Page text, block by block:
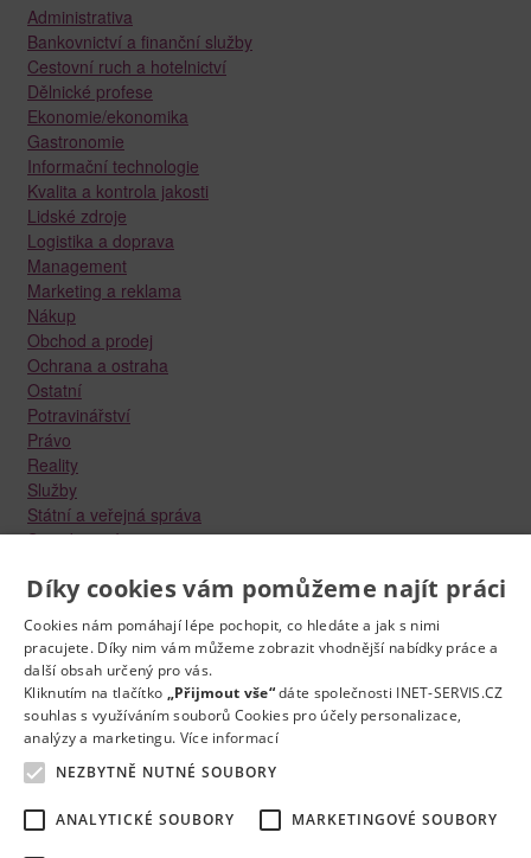
Administrativa
Bankovnictví a finanční služby
Cestovní ruch a hotelnictví
Dělnické profese
Ekonomie/ekonomika
Gastronomie
Informační technologie
Kvalita a kontrola jakosti
Lidské zdroje
Logistika a doprava
Management
Marketing a reklama
Nákup
Obchod a prodej
Ochrana a ostraha
Ostatní
Potravinářství
Právo
Reality
Služby
Státní a veřejná správa
Stavebnictví
Technika a elektrotechnika
Výroba
Vzdělávání a školství
Zdravotnictví
Zemědělství, lesnictví a vodní hospodářství
Díky cookies vám pomůžeme najít práci
Cookies nám pomáhají lépe pochopit, co hledáte a jak s nimi
pracujete. Díky nim vám můžeme zobrazit vhodnější nabídky práce a
další obsah určený pro vás.
Kliknutím na tlačítko „Přijmout vše“dáte společnosti INET-SERVIS.CZ
souhlas s využíváním souborů Cookies pro účely personalizace,
analýzy a marketingu. Více informací
NEZBYTNĚ NUTNÉ SOUBORY
ANALYTICKÉ SOUBORY MARKETINGOVÉ SOUBORY